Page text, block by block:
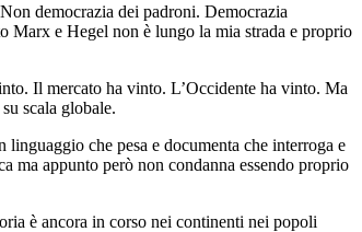
democrazia dei padroni. Democrazia
Marx e Hegel non è lungo la mia strada e proprio
Il mercato ha vinto. L’Occidente ha vinto. Ma
scala globale.
che pesa e documenta che interroga e
ma appunto però non condanna essendo proprio
è ancora in corso nei continenti nei popoli